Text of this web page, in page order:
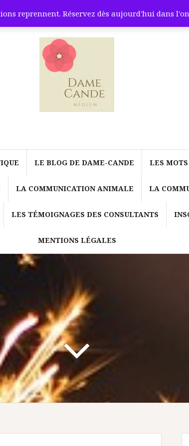
LE BLOG DE DAME-CANDE LES
LA COMMUNICATION ANIMALE LA
LES TÉMOIGNAGES DES CONSULTANTS
MENTIONS LÉGALES
reprennent. Réservez dès aujourd'hui dans